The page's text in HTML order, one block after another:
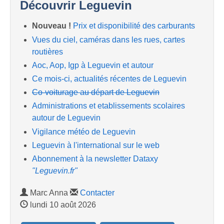
Découvrir Leguevin
Nouveau ! Prix et disponibilité des carburants
Vues du ciel, caméras dans les rues, cartes
routières
Aoc, Aop, Igp à Leguevin et autour
Ce mois-ci, actualités récentes de Leguevin
Co-voiturage au départ de Leguevin
Administrations et etablissements scolaires
autour de Leguevin
Vigilance météo de Leguevin
Leguevin à l'international sur le web
Abonnement à la newsletter Dataxy
"Leguevin.fr"
Marc Anna
Contacter
lundi 10 août 2026